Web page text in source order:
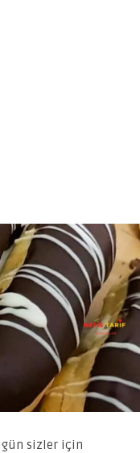
sizler için